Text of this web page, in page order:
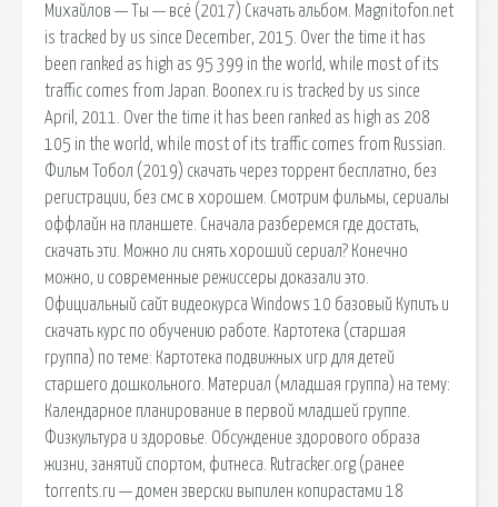
Михайлов — Ты — всё (2017) Скачать альбом. Magnitofon.net
is tracked by us since December, 2015. Over the time it has
been ranked as high as 95 399 in the world, while most of its
traffic comes from Japan. Boonex.ru is tracked by us since
April, 2011. Over the time it has been ranked as high as 208
105 in the world, while most of its traffic comes from Russian.
Фильм Тобол (2019) скачать через торрент бесплатно, без
регистрации, без смс в хорошем. Смотрим фильмы, сериалы
оффлайн на планшете. Сначала разберемся где достать,
скачать эти. Можно ли снять хороший сериал? Конечно
можно, и современные режиссеры доказали это.
Официальный сайт видеокурса Windows 10 базовый Купить и
скачать курс по обучению работе. Картотека (старшая
группа) по теме: Картотека подвижных игр для детей
старшего дошкольного. Материал (младшая группа) на тему:
Календарное планирование в первой младшей группе.
Физкультура и здоровье. Обсуждение здорового образа
жизни, занятий спортом, фитнеса. Rutracker.org (ранее
torrents.ru — домен зверски выпилен копирастами 18